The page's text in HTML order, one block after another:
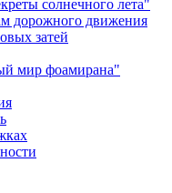
солнечного лета"
дорожного движения
затей
мир фоамирана"